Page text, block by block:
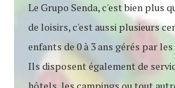
Le Grupo Senda, c'est bien plus
de loisirs, c'est aussi plusieurs
enfants de 0 à 3 ans gérés par
Ils disposent également de